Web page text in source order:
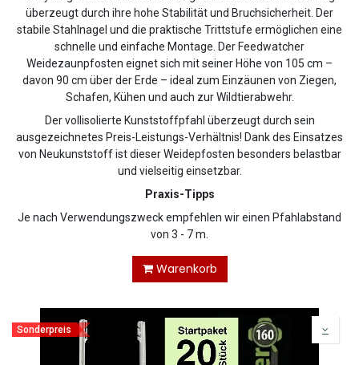
überzeugt durch ihre hohe Stabilität und Bruchsicherheit. Der
stabile Stahlnagel und die praktische Trittstufe ermöglichen eine
schnelle und einfache Montage. Der Feedwatcher
Weidezaunpfosten eignet sich mit seiner Höhe von 105 cm –
davon 90 cm über der Erde – ideal zum Einzäunen von Ziegen,
Schafen, Kühen und auch zur Wildtierabwehr.
Der vollisolierte Kunststoffpfahl überzeugt durch sein
ausgezeichnetes Preis-Leistungs-Verhältnis! Dank des Einsatzes
von Neukunststoff ist dieser Weidepfosten besonders belastbar
und vielseitig einsetzbar.
Praxis-Tipps
Je nach Verwendungszweck empfehlen wir einen Pfahlabstand
von 3 - 7 m.
Warenkorb
Sonderpreis